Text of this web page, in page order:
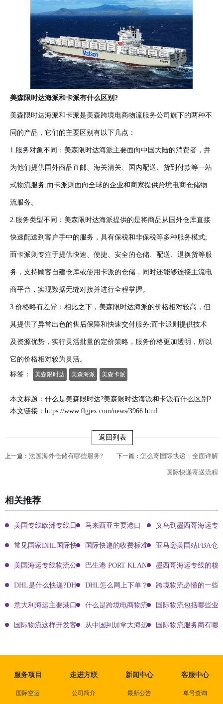
美森限时达海派和卡派有什么区别?
美森限时达海派和卡派是美森跨境电商物流服务公司旗下的两种不
同的产品，它们的主要区别有以下几点：
1.服务对象不同：美森限时达海派主要面向中国大陆的消费者，并
为他们提供国外商品直邮、海关清关、国内配送、货到付款等一站
式物流服务;而卡派则面向全球的企业和商家提供跨境电商仓储物
流服务。
2.服务类型不同：美森限时达海派提供的是将商品从国外仓库直接
快速配送到客户手中的服务，具有保税和非保税等多种服务模式;
而卡派则专注于提供快速、便捷、安全的仓储、配送、退换货等服
务，支持顾客自建仓库或使用卡派的仓储，同时还能够连接主流电
商平台，实现数据无缝对接并进行全程掌握。
3.价格略有差异：相比之下，美森限时达海派的价格相对较高，但
其提供了异常出色的售后保障和快速交付服务;而卡派则提供技术
及资源优势，实行灵活批量的定价策略，服务价格更加透明，所以
它的价格相对较为灵活。
标签：
美森限时达 美森海派 美森卡派
本文标题：什么是美森限时达?美森限时达海派和卡派有什么区别?
本文链接： https://www.flgjex.com/news/3966.html
返回列表
上一篇： 法国海外仓储有哪些服务? 下一篇： 怎么寄国际快递：全面详解
国际快递寄送流程
相关推荐
美国专线欧洲专线日本专线区别马来西亚主要港口 义乌到墨西哥海运专
常见国家DHL国际快递客服热线国际快递的收费标准!四大国际快递的尺寸重
亚马逊美国站FBA仓
美国海运专线物流公司有哪些?巴生港 PORT KLANG 墨西哥海运专线的核
DHL是什么快递?DHL国际快递介绍DHL怎么网上下单？DHL快递寄件有哪些方
跨境物流必懂的一些
意大利海运主要港口有哪些什么是跨境电商物流? 国际物流包括哪些业
国际物流这样开发客户会让你成为销冠从中国到加拿大海运要多久能到达？
国际物流服务商有哪
服务项目
国际空运
走进方联
公司简介
新闻中心
最新公告
客服中心
单号查询